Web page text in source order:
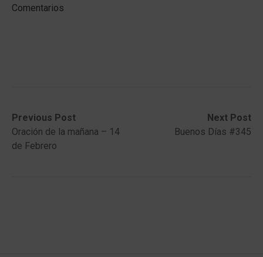
Comentarios
Post
navigation
Previous Post
Previous
post:Oración de la mañana – 14
de Febrero
Next Post
Next
post:
Buenos Días #345